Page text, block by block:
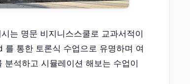
는 명문 비지니스스쿨로 교과서적이
통한 토론식 수업으로 유명하며 여
석하고 시뮬레이션 해보는 수업이